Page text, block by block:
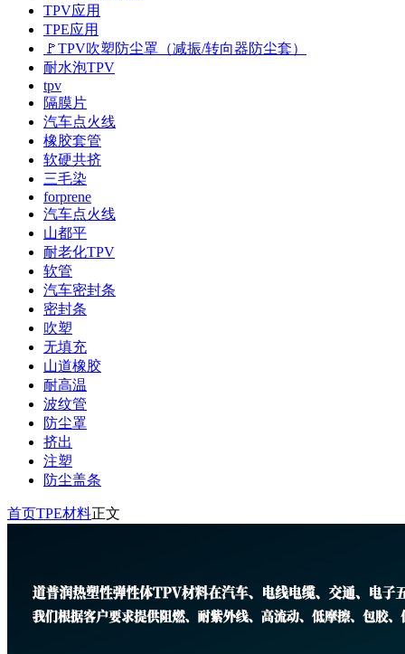
TPV应用
TPE应用
🚩TPV吹塑防尘罩（减振/转向器防尘套）
耐水泡TPV
tpv
隔膜片
汽车点火线
橡胶套管
软硬共挤
三毛染
forprene
汽车点火线
山都平
耐老化TPV
软管
汽车密封条
密封条
吹塑
无填充
山道橡胶
耐高温
波纹管
防尘罩
挤出
注塑
防尘盖条
首页TPE材料正文